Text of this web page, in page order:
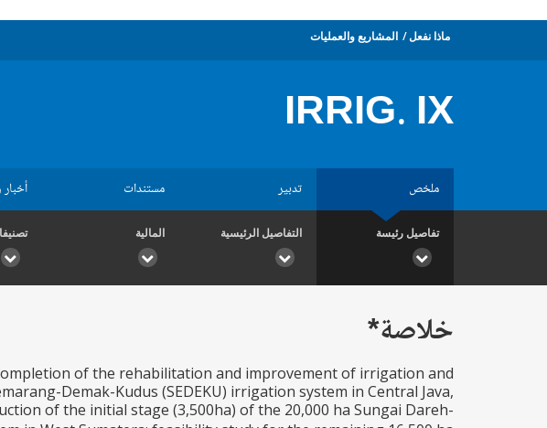
ماذا نفعل المشاريع والعمليات
IRRIG. IX
ملخص تدبير مستندات
تفاصيل رئيسة التفاصيل الرئيسية المالية
خلاصة*
of the rehabilitation and improvement of irrigation and
Demak-Kudus (SEDEKU) irrigation system in Central Java,
of the initial stage (3,500ha) of the 20,000 ha Sungai Dareh-